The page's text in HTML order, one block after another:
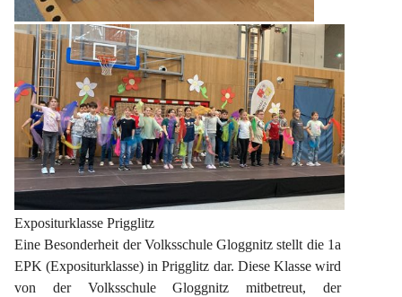
Expositurklasse Prigglitz
Eine Besonderheit der Volksschule Gloggnitz stellt die 1a
EPK (Expositurklasse) in Prigglitz dar. Diese Klasse wird
von der Volksschule Gloggnitz mitbetreut, der